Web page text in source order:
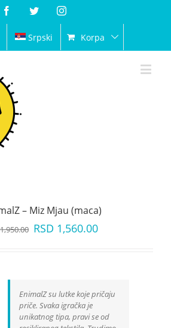
FacebookTwitterInstagram
Srpski Korpa
– Miz Mjau (maca)
RSD 1,560.00
EnimalZ su lutke koje pričaju
priče. Svaka igračka je
unikatnog tipa, pravi se od